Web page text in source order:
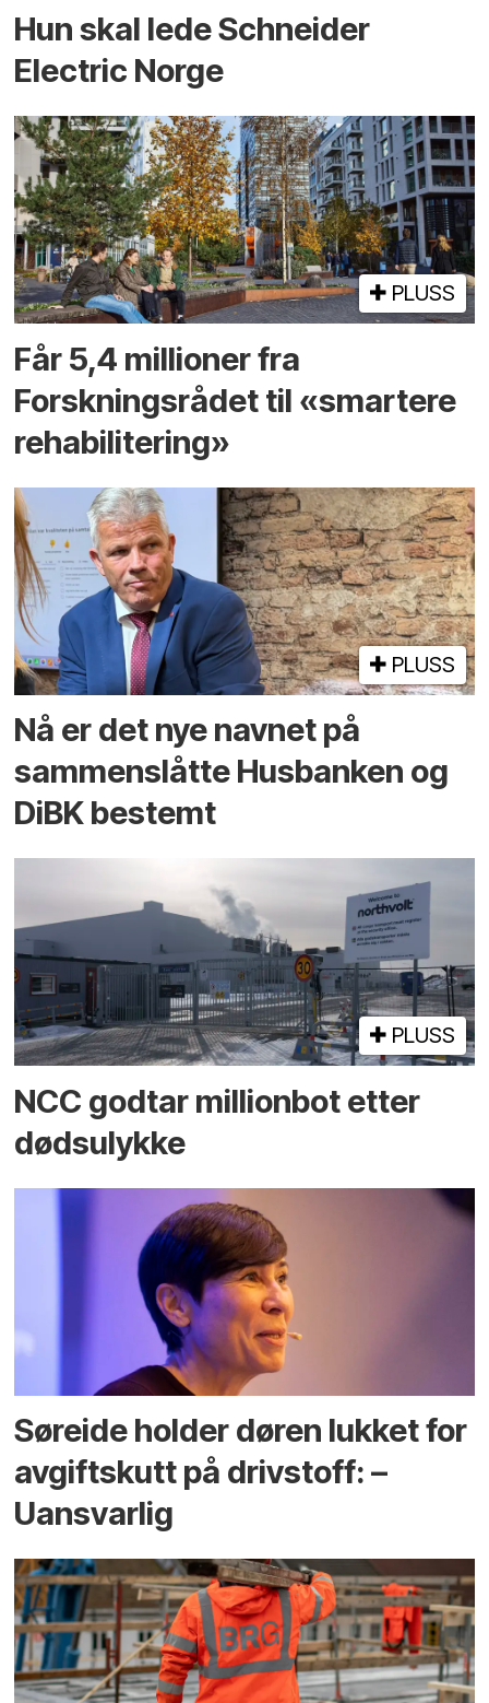
Hun skal lede Schneider
Electric Norge
PLUSS
Får 5,4 millioner fra
Forskningsrådet til «smartere
rehabilitering»
PLUSS
Nå er det nye navnet på
sammenslåtte Husbanken og
DiBK bestemt
PLUSS
NCC godtar millionbot etter
dødsulykke
Søreide holder døren lukket for
avgiftskutt på drivstoff: –
Uansvarlig